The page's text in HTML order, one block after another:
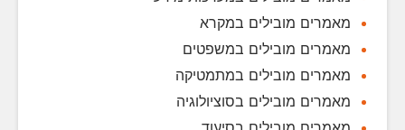
מאמרים מובילים במקרא
מאמרים מובילים במשפטים
מאמרים מובילים במתמטיקה
מאמרים מובילים בסוציולוגיה